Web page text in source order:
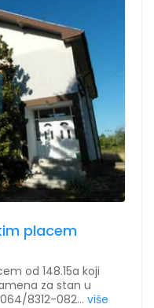
placem
od 148.15a koji
za stan u
8312-082... više